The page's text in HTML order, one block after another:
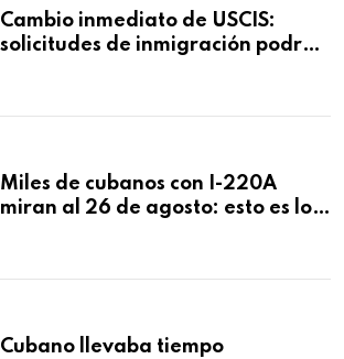
Cambio inmediato de USCIS:
solicitudes de inmigración podrán
Miles de cubanos con I-220A
miran al 26 de agosto: esto es lo
Cubano llevaba tiempo